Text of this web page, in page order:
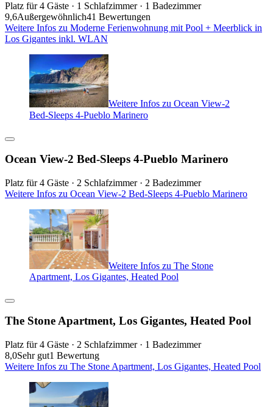
Platz für 4 Gäste · 1 Schlafzimmer · 1 Badezimmer
9,6Außergewöhnlich41 Bewertungen
Weitere Infos zu Moderne Ferienwohnung mit Pool + Meerblick in
Los Gigantes inkl. WLAN
Weitere Infos zu Ocean View-2
Bed-Sleeps 4-Pueblo Marinero
Ocean View-2 Bed-Sleeps 4-Pueblo Marinero
Platz für 4 Gäste · 2 Schlafzimmer · 2 Badezimmer
Weitere Infos zu Ocean View-2 Bed-Sleeps 4-Pueblo Marinero
Weitere Infos zu The Stone
Apartment, Los Gigantes, Heated Pool
The Stone Apartment, Los Gigantes, Heated Pool
Platz für 4 Gäste · 2 Schlafzimmer · 1 Badezimmer
8,0Sehr gut1 Bewertung
Weitere Infos zu The Stone Apartment, Los Gigantes, Heated Pool